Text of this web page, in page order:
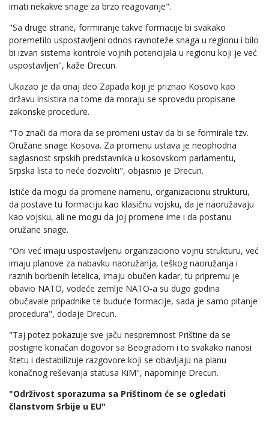
imati nekakve snage za brzo reagovanje".
"Sa druge strane, formiranje takve formacije bi svakako
poremetilo uspostavljeni odnos ravnoteže snaga u regionu i bilo
bi izvan sistema kontrole vojnih potencijala u regionu koji je već
uspostavljen", kaže Drecun.
Ukazao je da onaj deo Zapada koji je priznao Kosovo kao
državu insistira na tome da moraju se sprovedu propisane
zakonske procedure.
"To znači da mora da se promeni ustav da bi se formirale tzv.
Oružane snage Kosova. Za promenu ustava je neophodna
saglasnost srpskih predstavnika u kosovskom parlamentu,
Srpska lista to neće dozvoliti", objasnio je Drecun.
Ističe da mogu da promene namenu, organizacionu strukturu,
da postave tu formaciju kao klasičnu vojsku, da je naoružavaju
kao vojsku, ali ne mogu da joj promene ime i da postanu
oružane snage.
"Oni već imaju uspostavljenu organizaciono vojnu strukturu, već
imaju planove za nabavku naoružanja, teškog naoružanja i
raznih borbenih letelica, imaju obučen kadar, tu pripremu je
obavio NATO, vodeće zemlje NATO-a su dugo godina
obučavale pripadnike te buduće formacije, sada je samo pitanje
procedura", dodaje Drecun.
"Taj potez pokazuje sve jaču nespremnost Prištine da se
postigne konačan dogovor sa Beogradom i to svakako nanosi
štetu i destabilizuje razgovore koji se obavljaju na planu
konačnog reševanja statusa KiM", napominje Drecun.
"Održivost sporazuma sa Prištinom će se ogledati
članstvom Srbije u EU"